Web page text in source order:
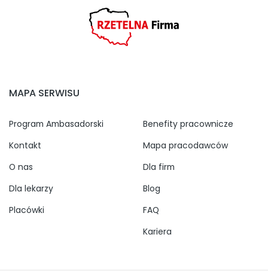
MAPA SERWISU
Program Ambasadorski
Kontakt
O nas
Dla lekarzy
Placówki
Benefity pracownicze
Mapa pracodawców
Dla firm
Blog
FAQ
Kariera